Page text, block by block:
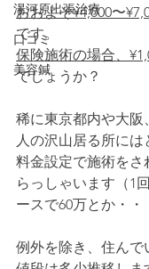
湯河原出張治療
口コミ
美容鍼
おおよそ¥4,000〜
です。
保険施術の場合、
でしょうか？
稀に東京都内や大阪
人の沢山居る所に
料金設定で施術をさ
らっしゃいます（1
ースで60万とか・・
例外を除き、住んで